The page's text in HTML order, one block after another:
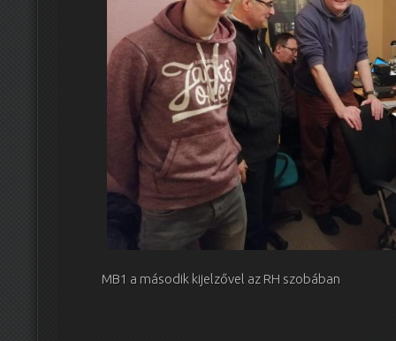
MB1 a második kijelzővel az RH szobában